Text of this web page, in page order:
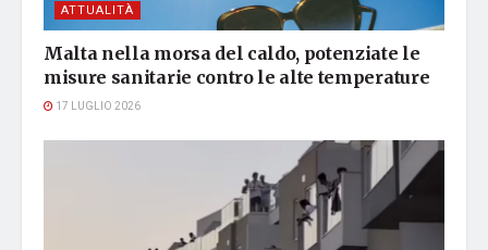
ATTUALITÀ
Malta nella morsa del caldo, potenziate le
misure sanitarie contro le alte temperature
17 LUGLIO 2026